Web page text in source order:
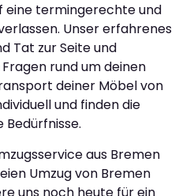
eine termingerechte und
Unser erfahrenes
Tat zur Seite und
rund um deinen
deiner Möbel von
und finden die
Bedürfnisse.
aus Bremen
Umzug von Bremen
uns noch heute für ein